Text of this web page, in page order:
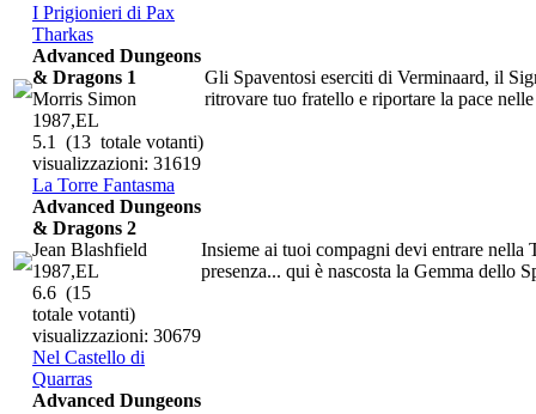
I Prigionieri di Pax
Tharkas
Gli Spaventosi eserciti di Verminaard, il
ritrovare tuo fratello e riportare la pace
Advanced Dungeons
& Dragons 1
Morris Simon
1987,EL
5.1
(13 totale votanti)
visualizzazioni: 31619
La Torre Fantasma
Insieme ai tuoi compagni devi entrare nella
presenza... qui è nascosta la Gemma dello
Advanced Dungeons
& Dragons 2
Jean Blashfield
1987,EL
6.6 (15
totale votanti)
visualizzazioni: 30679
Nel Castello di
Quarras
Advanced Dungeons